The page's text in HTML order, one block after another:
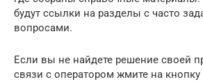
будут ссылки на разделы с часто
вопросами.
Если вы не найдете решение своей
связи с оператором жмите на кнопку